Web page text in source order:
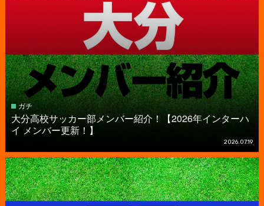
ガチ
大分高校サッカー部メンバー紹介！【2026年インターハ
イ メンバー更新！】
2026.07.19